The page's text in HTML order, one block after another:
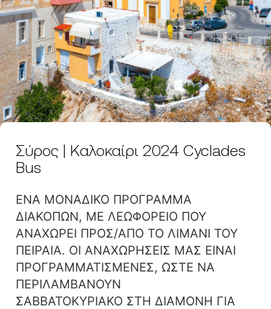
Σύρος | Καλοκαίρι 2024 Cyclades
Bus
ΕΝΑ ΜΟΝΑΔΙΚΟ ΠΡΟΓΡΑΜΜΑ
ΔΙΑΚΟΠΩΝ, ΜΕ ΛΕΩΦΟΡΕΙΟ ΠΟΥ
ΑΝΑΧΩΡΕΙ ΠΡΟΣ/ΑΠΟ ΤΟ ΛΙΜΑΝΙ ΤΟΥ
ΠΕΙΡΑΙΑ. ΟΙ ΑΝΑΧΩΡΗΣΕΙΣ ΜΑΣ ΕΙΝΑΙ
ΠΡΟΓΡΑΜΜΑΤΙΣΜΕΝΕΣ, ΩΣΤΕ ΝΑ
ΠΕΡΙΛΑΜΒΑΝΟΥΝ
ΣΑΒΒΑΤΟΚΥΡΙΑΚΟ ΣΤΗ ΔΙΑΜΟΝΗ ΓΙΑ